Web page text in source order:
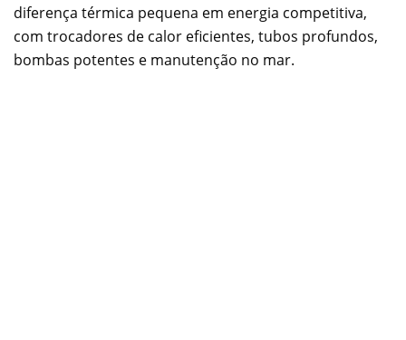
diferença térmica pequena em energia competitiva,
com trocadores de calor eficientes, tubos profundos,
bombas potentes e manutenção no mar.